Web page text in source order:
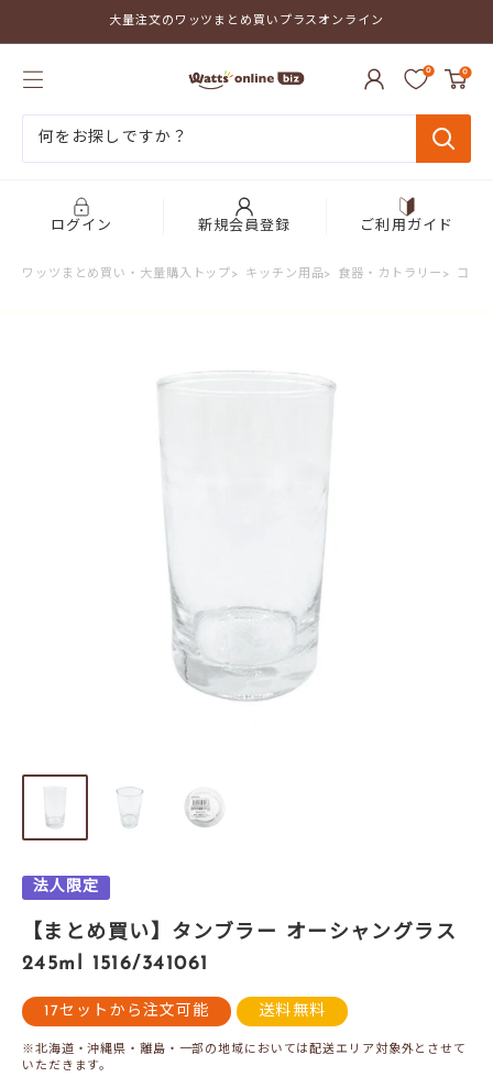
テ
大量注文のワッツまとめ買いプラスオンライン
ッ
と
め
ス
0 0
ログイン 新規会員登録 ご利用ガイド
ワッツまとめ買い・大量購入トップ > キッチン用品> 食器・カトラリー > コッ
法人限定
【まとめ買い】タンブラー オーシャングラス
245ml 1516/341061
17セットから注文可能 送料無料
※北海道・沖縄県・離島・一部の地域においては配送エリア対象外とさせて
いただきます。